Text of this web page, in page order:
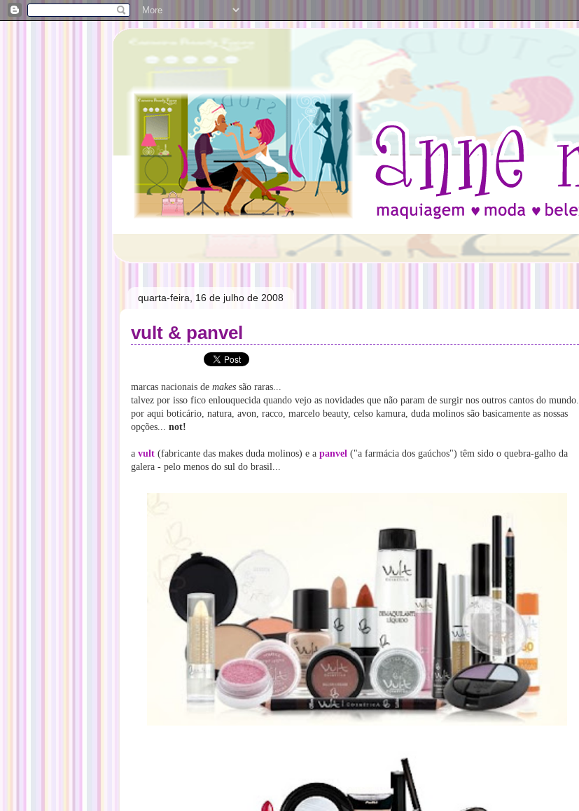
quarta-feira, 16 de julho de 2008
vult & panvel
marcas nacionais de makes são raras...
talvez por isso fico enlouquecida quando vejo as novidades que não param de surgir nos outros cantos do mundo.
por aqui boticário, natura, avon, racco, marcelo beauty, celso kamura, duda molinos são basicamente as nossas
opções... not!
a vult (fabricante das makes duda molinos) e a panvel ("a farmácia dos gaúchos") têm sido o quebra-galho da
galera - pelo menos do sul do brasil...